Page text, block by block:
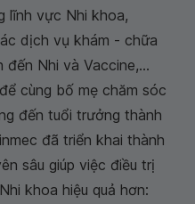
lĩnh vực Nhi khoa,
dịch vụ khám - chữa
đến Nhi và Vaccine,...
cùng bố mẹ chăm sóc
đến tuổi trưởng thành
đã triển khai thành
sâu giúp việc điều trị
khoa hiệu quả hơn: